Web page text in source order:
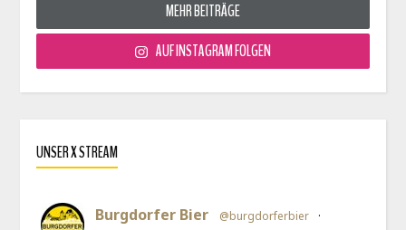
MEHR BEITRÄGE
AUF INSTAGRAM FOLGEN
UNSER X STREAM
Burgdorfer Bier @burgdorferbier
·